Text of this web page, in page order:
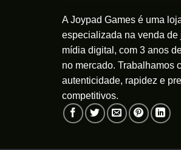
A Joypad Games é uma
especializada na venda de
mídia digital, com 3 anos
no mercado. Trabalhamos
autenticidade, rapidez e
competitivos.